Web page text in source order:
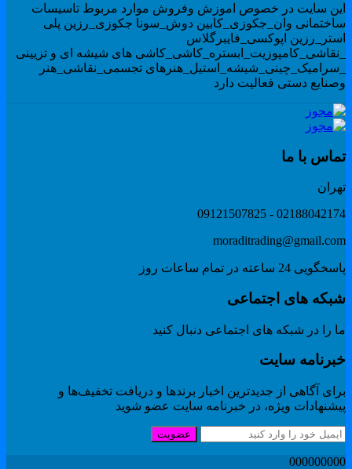
سایت در خصوص اموزش وفروش موارد مربوط تاسیسات
وان_جکوزی_کابین دوش_سونا جکوزی_رزین پلی
اپوکسی_فایبرگلاس
های شیشه ای و تزیینی
تجسمی_نقاشی_هنر
دستی فعالیت دارد
با ما
02188042174 -
24 ساعته در تمام ساعات روز
های اجتماعی
را در شبکه های اجتماعی دنبال کنید
سایت
آگاهی از جدیدترین اخبار برندها و دریافت تخفیف‌ها و
ویژه، در خبرنامه سایت عضو شوید
عضویت